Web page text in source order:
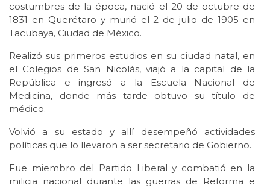
costumbres de la época, nació el 20 de octubre de
1831 en Querétaro y murió el 2 de julio de 1905 en
Tacubaya, Ciudad de México.
Realizó sus primeros estudios en su ciudad natal, en
el Colegios de San Nicolás, viajó a la capital de la
República e ingresó a la Escuela Nacional de
Medicina, donde más tarde obtuvo su título de
médico.
Volvió a su estado y allí desempeñó actividades
políticas que lo llevaron a ser secretario de Gobierno.
Fue miembro del Partido Liberal y combatió en la
milicia nacional durante las guerras de Reforma e